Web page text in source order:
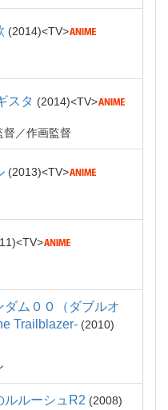
2014 TV
スタ 2014 TV
督 作画監督
2013 TV
TV
ム００（ダブルオ
Trailblazer-
2010
ルーシュR2 2008